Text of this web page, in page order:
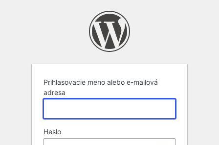
Prihlasovacie meno alebo e-mailová
adresa
Heslo